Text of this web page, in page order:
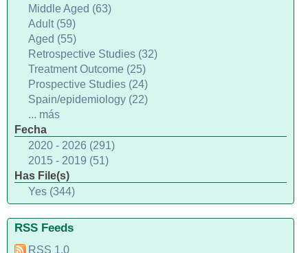
Middle Aged (63)
Adult (59)
Aged (55)
Retrospective Studies (32)
Treatment Outcome (25)
Prospective Studies (24)
Spain/epidemiology (22)
... más
Fecha
2020 - 2026 (291)
2015 - 2019 (51)
Has File(s)
Yes (344)
RSS Feeds
RSS 1.0